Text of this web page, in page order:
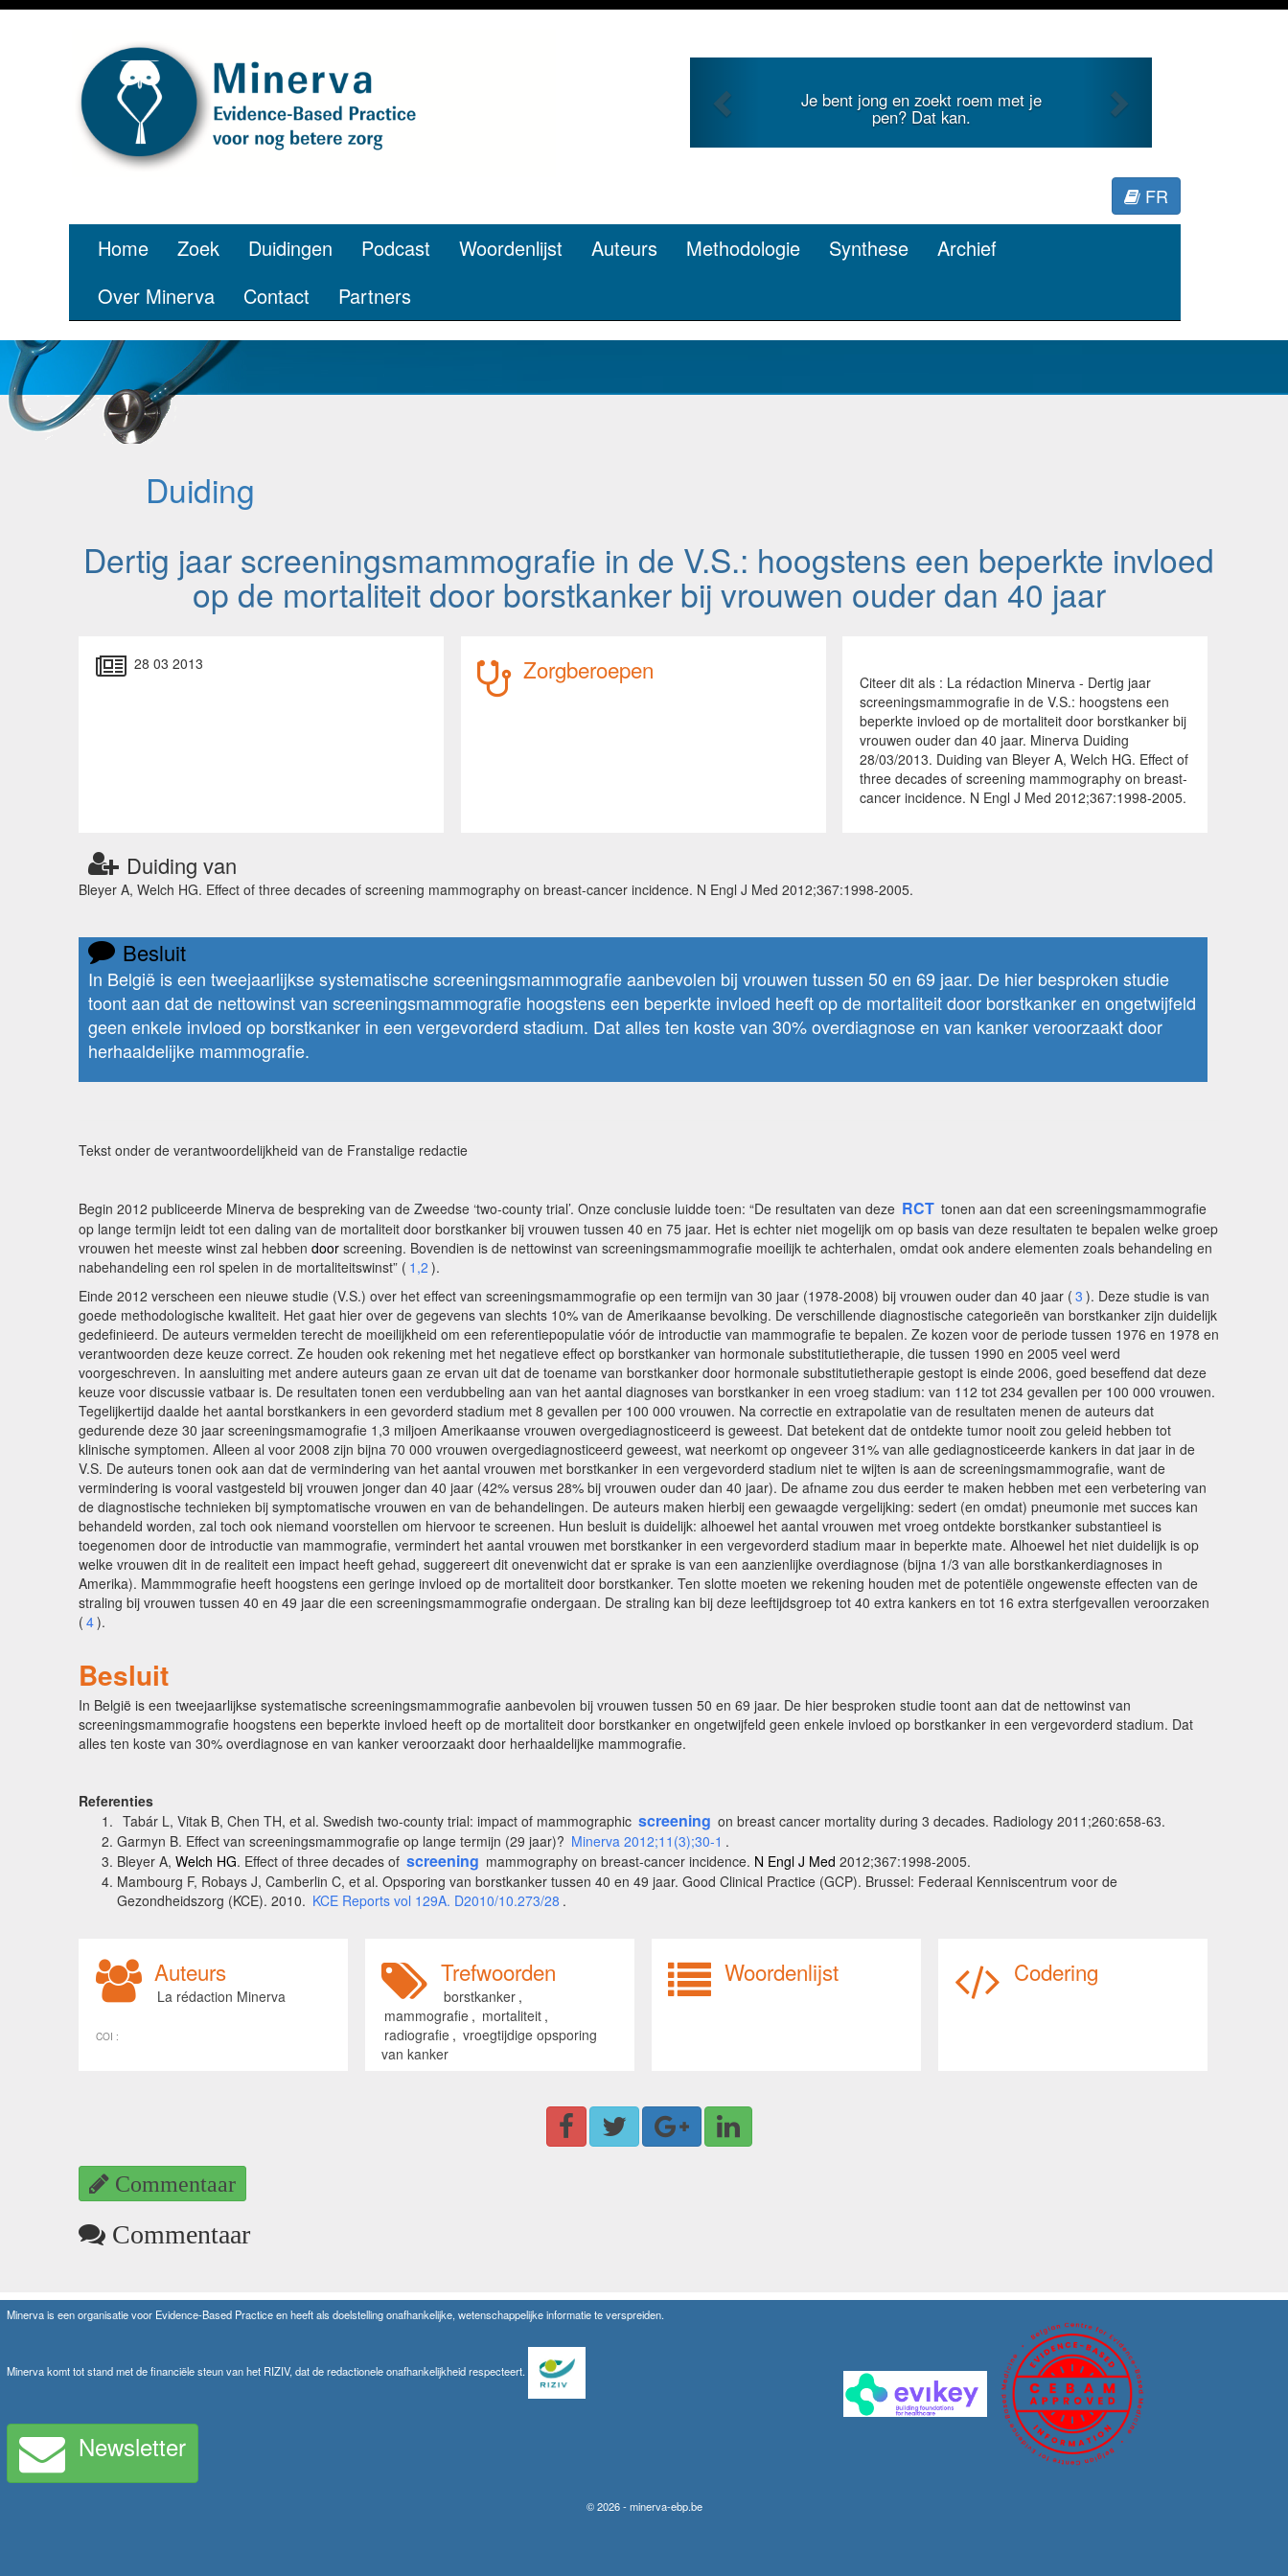
Je bent jong en zoekt roem met je
pen? Dat kan.
FR
Home Zoek Duidingen Podcast Woordenlijst Auteurs Methodologie Synthese
Archief
Over Minerva
Contact Partners
Duiding
Dertig jaar screeningsmammografie in de V.S.: hoogstens een beperkte invloed
op de mortaliteit door borstkanker bij vrouwen ouder dan 40 jaar
28 03 2013 Zorgberoepen
Citeer dit als : La rédaction Minerva - Dertig jaar
screeningsmammografie in de V.S.: hoogstens een
beperkte invloed op de mortaliteit door borstkanker bij
vrouwen ouder dan 40 jaar. Minerva Duiding
28/03/2013. Duiding van Bleyer A, Welch HG. Effect of
three decades of screening mammography on breast-
cancer incidence. N Engl J Med 2012;367:1998-2005.
Duiding van
Bleyer A, Welch HG. Effect of three decades of screening mammography on breast-cancer incidence. N Engl J Med 2012;367:1998-2005.
Besluit
In België is een tweejaarlijkse systematische screeningsmammografie aanbevolen bij vrouwen tussen 50 en 69 jaar. De hier besproken studie
toont aan dat de nettowinst van screeningsmammografie hoogstens een beperkte invloed heeft op de mortaliteit door borstkanker en ongetwijfeld
geen enkele invloed op borstkanker in een vergevorderd stadium. Dat alles ten koste van 30% overdiagnose en van kanker veroorzaakt door
herhaaldelijke mammografie.
Tekst onder de verantwoordelijkheid van de Franstalige redactie
Begin 2012 publiceerde Minerva de bespreking van de Zweedse ‘two-county trial’. Onze conclusie luidde toen: “De resultaten van deze RCT tonen aan dat een screeningsmammografie
op lange termijn leidt tot een daling van de mortaliteit door borstkanker bij vrouwen tussen 40 en 75 jaar. Het is echter niet mogelijk om op basis van deze resultaten te bepalen welke groep
vrouwen het meeste winst zal hebben door screening. Bovendien is de nettowinst van screeningsmammografie moeilijk te achterhalen, omdat ook andere elementen zoals behandeling en
nabehandeling een rol spelen in de mortaliteitswinst” ( 1,2 ).
Einde 2012 verscheen een nieuwe studie (V.S.) over het effect van screeningsmammografie op een termijn van 30 jaar (1978-2008) bij vrouwen ouder dan 40 jaar ( 3 ). Deze studie is van
goede methodologische kwaliteit. Het gaat hier over de gegevens van slechts 10% van de Amerikaanse bevolking. De verschillende diagnostische categorieën van borstkanker zijn duidelijk
gedefinieerd. De auteurs vermelden terecht de moeilijkheid om een referentiepopulatie vóór de introductie van mammografie te bepalen. Ze kozen voor de periode tussen 1976 en 1978 en
verantwoorden deze keuze correct. Ze houden ook rekening met het negatieve effect op borstkanker van hormonale substitutietherapie, die tussen 1990 en 2005 veel werd
voorgeschreven. In aansluiting met andere auteurs gaan ze ervan uit dat de toename van borstkanker door hormonale substitutietherapie gestopt is einde 2006, goed beseffend dat deze
keuze voor discussie vatbaar is. De resultaten tonen een verdubbeling aan van het aantal diagnoses van borstkanker in een vroeg stadium: van 112 tot 234 gevallen per 100 000 vrouwen.
Tegelijkertijd daalde het aantal borstkankers in een gevorderd stadium met 8 gevallen per 100 000 vrouwen. Na correctie en extrapolatie van de resultaten menen de auteurs dat
gedurende deze 30 jaar screeningsmamografie 1,3 miljoen Amerikaanse vrouwen overgediagnosticeerd is geweest. Dat betekent dat de ontdekte tumor nooit zou geleid hebben tot
klinische symptomen. Alleen al voor 2008 zijn bijna 70 000 vrouwen overgediagnosticeerd geweest, wat neerkomt op ongeveer 31% van alle gediagnosticeerde kankers in dat jaar in de
V.S. De auteurs tonen ook aan dat de vermindering van het aantal vrouwen met borstkanker in een vergevorderd stadium niet te wijten is aan de screeningsmammografie, want de
vermindering is vooral vastgesteld bij vrouwen jonger dan 40 jaar (42% versus 28% bij vrouwen ouder dan 40 jaar). De afname zou dus eerder te maken hebben met een verbetering van
de diagnostische technieken bij symptomatische vrouwen en van de behandelingen. De auteurs maken hierbij een gewaagde vergelijking: sedert (en omdat) pneumonie met succes kan
behandeld worden, zal toch ook niemand voorstellen om hiervoor te screenen. Hun besluit is duidelijk: alhoewel het aantal vrouwen met vroeg ontdekte borstkanker substantieel is
toegenomen door de introductie van mammografie, vermindert het aantal vrouwen met borstkanker in een vergevorderd stadium maar in beperkte mate. Alhoewel het niet duidelijk is op
welke vrouwen dit in de realiteit een impact heeft gehad, suggereert dit onevenwicht dat er sprake is van een aanzienlijke overdiagnose (bijna 1/3 van alle borstkankerdiagnoses in
Amerika). Mammmografie heeft hoogstens een geringe invloed op de mortaliteit door borstkanker. Ten slotte moeten we rekening houden met de potentiële ongewenste effecten van de
straling bij vrouwen tussen 40 en 49 jaar die een screeningsmammografie ondergaan. De straling kan bij deze leeftijdsgroep tot 40 extra kankers en tot 16 extra sterfgevallen veroorzaken
( 4).
Besluit
In België is een tweejaarlijkse systematische screeningsmammografie aanbevolen bij vrouwen tussen 50 en 69 jaar. De hier besproken studie toont aan dat de nettowinst van
screeningsmammografie hoogstens een beperkte invloed heeft op de mortaliteit door borstkanker en ongetwijfeld geen enkele invloed op borstkanker in een vergevorderd stadium. Dat
alles ten koste van 30% overdiagnose en van kanker veroorzaakt door herhaaldelijke mammografie.
Referenties
Tabár L, Vitak B, Chen TH, et al. Swedish two-county trial: impact of mammographic screening on breast cancer mortality during 3 decades. Radiology 2011;260:658-63.
Garmyn B. Effect van screeningsmammografie op lange termijn (29 jaar)? Minerva 2012;11(3);30-1 .
Bleyer A, Welch HG. Effect of three decades of screening mammography on breast-cancer incidence. N Engl J Med 2012;367:1998-2005.
Mambourg F, Robays J, Camberlin C, et al. Opsporing van borstkanker tussen 40 en 49 jaar. Good Clinical Practice (GCP). Brussel: Federaal Kenniscentrum voor de
Gezondheidszorg (KCE). 2010. KCE Reports vol 129A. D2010/10.273/28 .
Auteurs
La rédaction Minerva
COI :
Trefwoorden
borstkanker ,
mammografie , mortaliteit ,
radiografie , vroegtijdige opsporing
van kanker
Woordenlijst Codering
Commentaar
Commentaar
Minerva is een organisatie voor Evidence-Based Practice en heeft als doelstelling onafhankelijke, wetenschappelijke informatie te verspreiden.
Minerva komt tot stand met de financiële steun van het RIZIV, dat de redactionele onafhankelijkheid respecteert.
Newsletter
© 2026 - minerva-ebp.be